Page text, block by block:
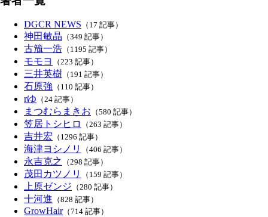
DGCR NEWS （17 記事）
神田敏晶 （349 記事）
古籏一浩 （1195 記事）
モモヨ （223 記事）
三井英樹 （191 記事）
石原強 （110 記事）
rゆ （24 記事）
まつむらまきお （580 記事）
笠居トシヒロ （263 記事）
吉井宏 （1296 記事）
海津ヨシノリ （406 記事）
永吉克之 （298 記事）
茂田カツノリ （159 記事）
上原ゼンジ （280 記事）
十河進 （828 記事）
GrowHair（714 記事）